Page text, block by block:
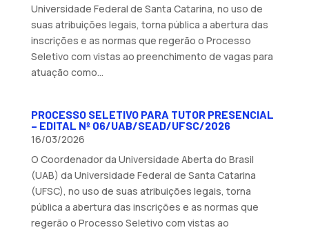
Universidade Federal de Santa Catarina, no uso de
suas atribuições legais, torna pública a abertura das
inscrições e as normas que regerão o Processo
Seletivo com vistas ao preenchimento de vagas para
atuação como...
PROCESSO SELETIVO PARA TUTOR PRESENCIAL
– EDITAL Nº 06/UAB/SEAD/UFSC/2026
16/03/2026
O Coordenador da Universidade Aberta do Brasil
(UAB) da Universidade Federal de Santa Catarina
(UFSC), no uso de suas atribuições legais, torna
pública a abertura das inscrições e as normas que
regerão o Processo Seletivo com vistas ao